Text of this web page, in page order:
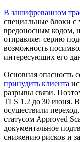
В зашифрованном
специальные блоки с
вредоносным кодом,
отправляет серию
возможность
интересующих его
Основная опасность
принудить клиента
разрывы связи.
TLS 1.2 до 30 июня.
осуществили переход,
статусом Approved
документальное
снижению рисков и